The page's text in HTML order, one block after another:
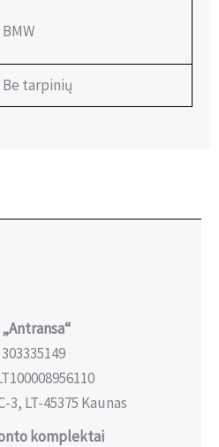
BMW
Be tarpinių
303335149
3, LT-45375 Kaunas
komplektai